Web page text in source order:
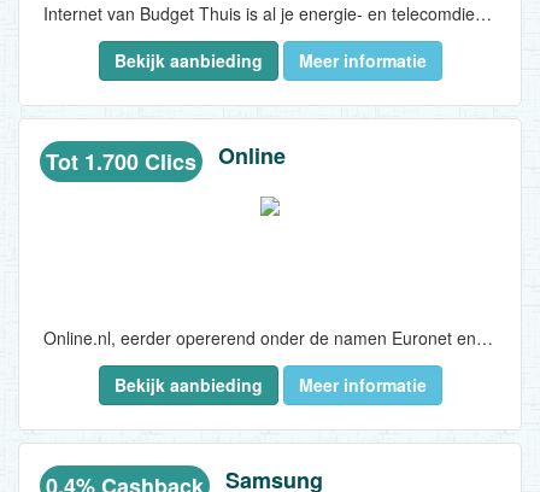
Internet van Budget Thuis is al je energie- en telecomdiensten onder één dak. Producten waar de consument eigenlijk geen omkijken naar wilt hebben. Gas en stroom moeten er gewoon zijn. Internet en tv moeten gewoon werken en je wilt natuurlijk altijd bereikbaar zijn. Het liefst tegen een zo laag mogelijke prijs. En zonder gedoe. Dat is Internet van Budget Thuis...
Bekijk aanbieding
Meer informatie
Tot 1.700 Clics Online
Online.nl, eerder opererend onder de namen Euronet en Wanadoo, is de uitdager bij de internet service providers (t.o.v. KPN en Ziggo). Online.nl maakt gebruik van het betrouwbare KPN netwerk en bieden 100% installatiegarantie bij een abonnement met een TV abonnement. Zij bieden de ‘Compleetste pakket voor de beste prijs’ ten opzichte van de concurrenten hebben zij alle interactieve mogelijkheden standaard in het TV pakket...
Bekijk aanbieding
Meer informatie
Samsung